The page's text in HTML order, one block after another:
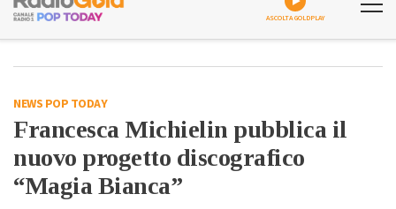
ASCOLTA GOLDPLAY
NEWS POP TODAY
Francesca Michielin pubblica il
nuovo progetto discografico
“Magia Bianca”